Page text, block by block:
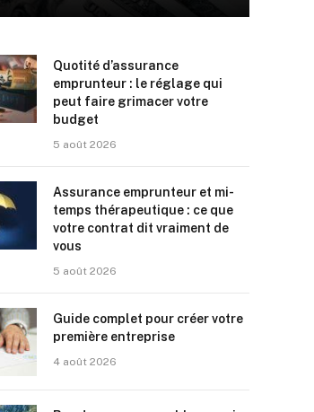
Quotité d’assurance
emprunteur : le réglage qui
peut faire grimacer votre
budget
5 août 2026
Assurance emprunteur et mi-
temps thérapeutique : ce que
votre contrat dit vraiment de
vous
5 août 2026
Guide complet pour créer votre
première entreprise
4 août 2026